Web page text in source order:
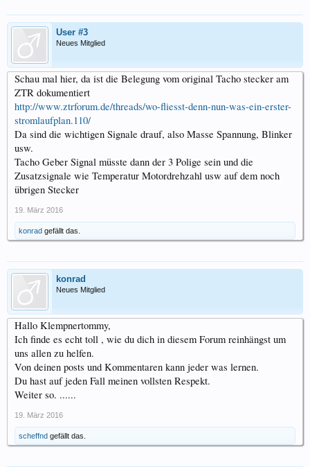
User #3
Neues Mitglied
Schau mal hier, da ist die Belegung vom original Tacho stecker am
ZTR dokumentiert
http://www.ztrforum.de/threads/wo-fliesst-denn-nun-was-ein-erster-
stromlaufplan.110/
Da sind die wichtigen Signale drauf, also Masse Spannung, Blinker
usw.
Tacho Geber Signal müsste dann der 3 Polige sein und die
Zusatzsignale wie Temperatur Motordrehzahl usw auf dem noch
übrigen Stecker
19. März 2016
konrad gefällt das.
konrad
Neues Mitglied
Hallo Klempnertommy,
Ich finde es echt toll , wie du dich in diesem Forum reinhängst um
uns allen zu helfen.
Von deinen posts und Kommentaren kann jeder was lernen.
Du hast auf jeden Fall meinen vollsten Respekt.
Weiter so. ......
19. März 2016
scheffnd gefällt das.